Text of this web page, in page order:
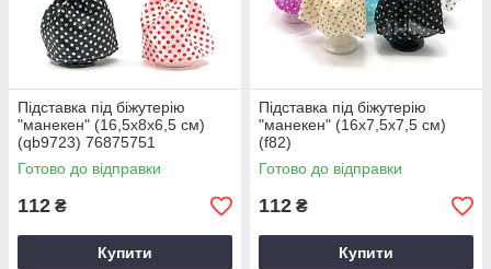
Підставка під біжутерію
"манекен" (16,5х8х6,5 см)
(qb9723) 76875751
Готово до відправки
112 ₴
Купити
Підставка під біжутерію
"манекен" (16х7,5х7,5 см)
(f82)
Готово до відправки
112 ₴
Купити